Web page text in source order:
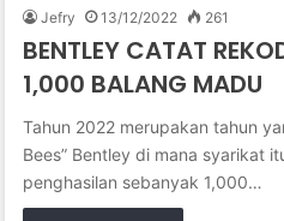
Jefry 13/12/2022 261
BENTLEY CATAT
1,000 BALANG MADU
Tahun 2022 merupakan tahun
Bees” Bentley di mana syarikat
penghasilan sebanyak 1,000…